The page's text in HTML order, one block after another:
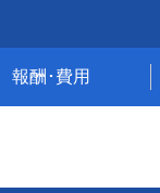
報酬･費用